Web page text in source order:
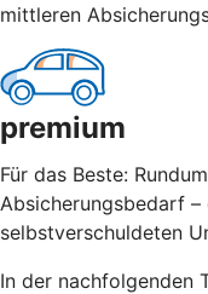
mittleren
premium
Für das Beste:
Absicherungsbedarf
selbstverschuldeten
In der nachfolgenden